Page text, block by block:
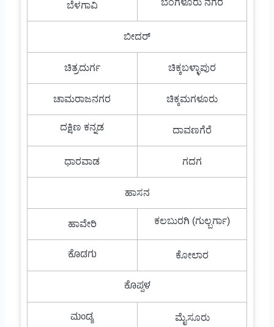
ಬೆಳಗಾವಿ ಬೆಂಗಳೂರು ನಗರ
ಬೀದರ್
ಚಿತ್ರದುರ್ಗ ಚಿಕ್ಕಬಳ್ಳಾಪುರ
ಚಾಮರಾಜನಗರ ಚಿಕ್ಕಮಗಳೂರು
ದಕ್ಷಿಣ ಕನ್ನಡ ದಾವಣಗೆರೆ
ಧಾರವಾಡ ಗದಗ
ಹಾಸನ
ಹಾವೇರಿ ಕಲಬುರಗಿ (ಗುಲ್ಬರ್ಗಾ)
ಕೊಡಗು ಕೋಲಾರ
ಕೊಪ್ಪಳ
ಮಂಡ್ಯ
ಮೈಸೂರು